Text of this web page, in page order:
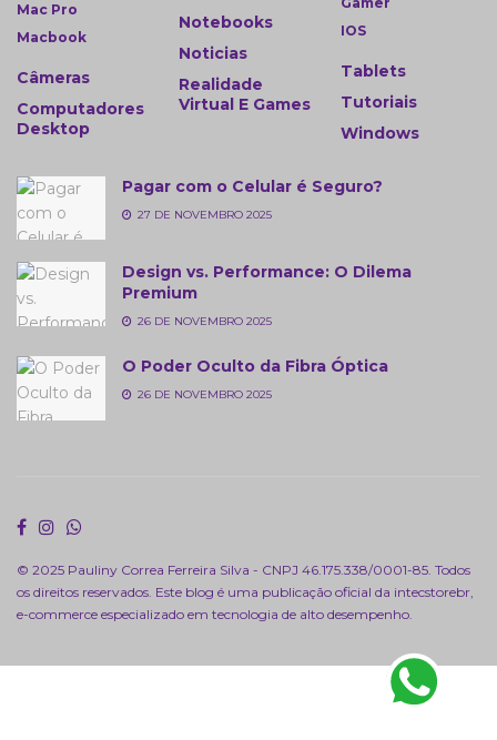
Mac Pro
Macbook
Câmeras
Computadores
Desktop
Notebooks
Noticias
Realidade
Virtual E Games
IOS
Tablets
Tutoriais
Windows
Pagar com o Celular é Seguro?
27 DE NOVEMBRO 2025
Design vs. Performance: O Dilema
Premium
26 DE NOVEMBRO 2025
O Poder Oculto da Fibra Óptica
26 DE NOVEMBRO 2025
© 2025 Pauliny Correa Ferreira Silva - CNPJ 46.175.338/0001-85. Todos
os direitos reservados. Este blog é uma publicação oficial da intecstorebr,
e-commerce especializado em tecnologia de alto desempenho.